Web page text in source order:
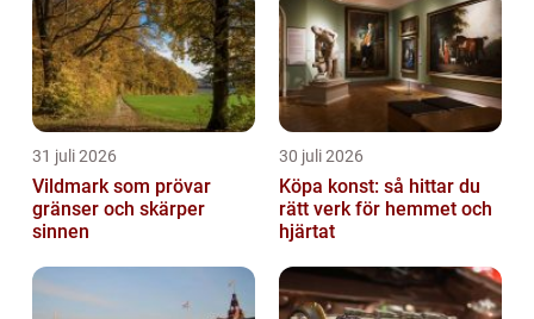
31 juli 2026
Vildmark som prövar
gränser och skärper
sinnen
30 juli 2026
Köpa konst: så hittar du
rätt verk för hemmet och
hjärtat